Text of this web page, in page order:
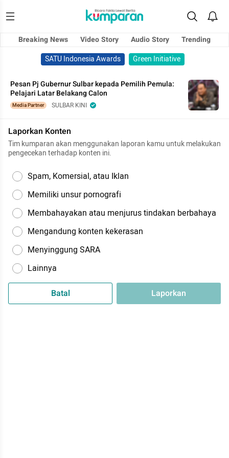
Breaking News Video Story Audio Story
Trending
SATU Indonesia Awards
Green Initiative
Pesan Pj Gubernur Sulbar kepada Pemilih Pemula:
Pelajari Latar Belakang Calon
Media Partner SULBAR KINI
Laporkan Konten
Tim kumparan akan menggunakan laporan kamu untuk melakukan
pengecekan terhadap konten ini.
Spam, Komersial, atau Iklan
Memiliki unsur pornografi
Membahayakan atau menjurus tindakan berbahaya
Mengandung konten kekerasan
Menyinggung SARA
Lainnya
Batal Laporkan